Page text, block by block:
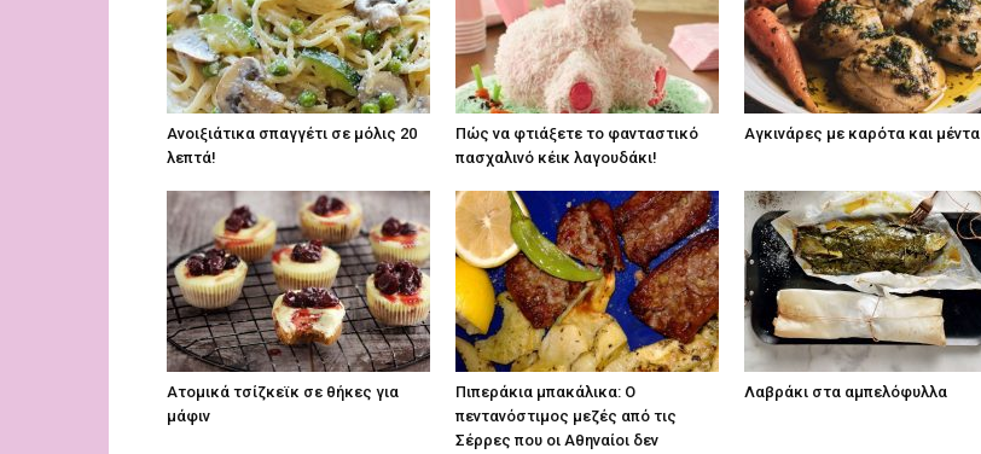
Aνοιξιάτικα σπαγγέτι σε μόλις 20
λεπτά!
Πώς να φτιάξετε το φανταστικό
πασχαλινό κέικ λαγουδάκι!
Αγκινάρες με καρότα και μέντα
Ατομικά τσίζκεϊκ σε θήκες για
μάφιν
Πιπεράκια μπακάλικα: Ο
πεντανόστιμος μεζές από τις
Σέρρες που οι Αθηναίοι δεν
Λαβράκι στα αμπελόφυλλα